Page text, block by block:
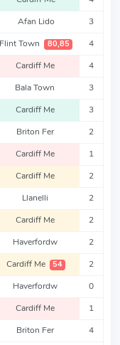
Afan Lido 3
Flint Town 80,85 4
Cardiff Me 4
Bala Town 3
Cardiff Me 3
Briton Fer 2
Cardiff Me 1
Cardiff Me 2
Llanelli 2
Cardiff Me 2
Haverfordw 2
Cardiff Me 54 2
Haverfordw 0
Cardiff Me 1
Briton Fer 4